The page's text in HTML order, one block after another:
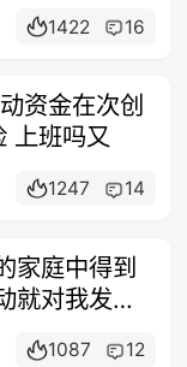
1422 16
资金在次创
上班吗又
1247 14
家庭中得到
就对我发脾
1087 12